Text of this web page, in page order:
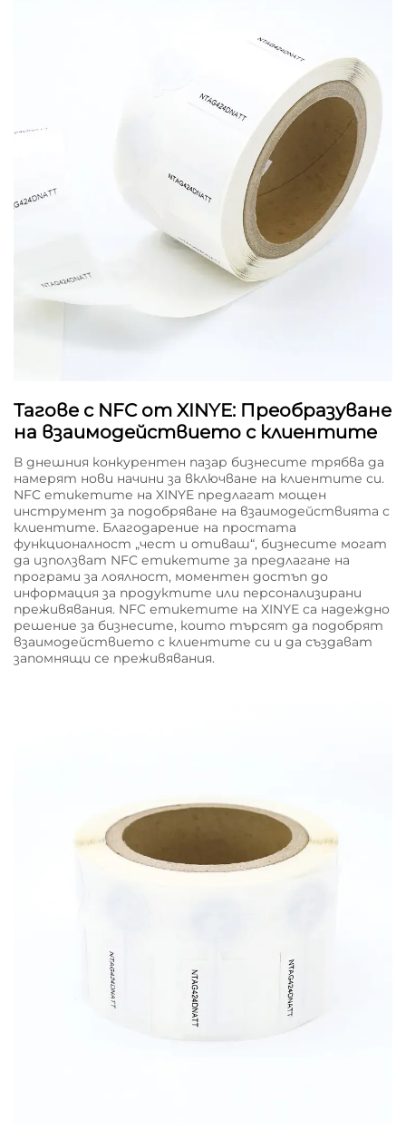
Тагове с NFC от XINYE: Преобразуване
на взаимодействието с клиентите
В днешния конкурентен пазар бизнесите трябва да
намерят нови начини за включване на клиентите си.
NFC етикетите на XINYE предлагат мощен
инструмент за подобряване на взаимодействията с
клиентите. Благодарение на простата
функционалност „чест и отиваш“, бизнесите могат
да използват NFC етикетите за предлагане на
програми за лоялност, моментен достъп до
информация за продуктите или персонализирани
преживявания. NFC етикетите на XINYE са надеждно
решение за бизнесите, които търсят да подобрят
взаимодействието с клиентите си и да създават
запомнящи се преживявания.